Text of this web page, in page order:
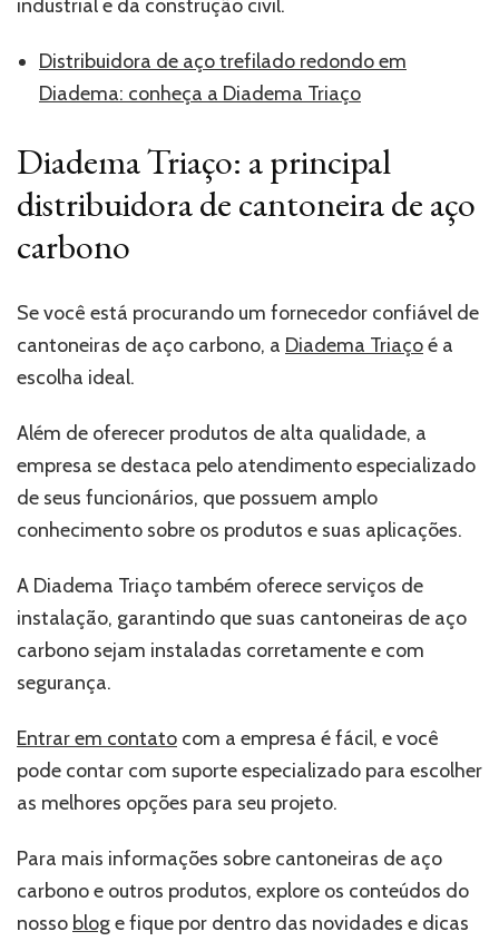
industrial e da construção civil.
Distribuidora de aço trefilado redondo em
Diadema: conheça a Diadema Triaço
Diadema Triaço: a principal
distribuidora de cantoneira de aço
carbono
Se você está procurando um fornecedor confiável de
cantoneiras de aço carbono, a Diadema Triaçoé a
escolha ideal.
Além de oferecer produtos de alta qualidade, a
empresa se destaca pelo atendimento especializado
de seus funcionários, que possuem amplo
conhecimento sobre os produtos e suas aplicações.
A Diadema Triaço também oferece serviços de
instalação, garantindo que suas cantoneiras de aço
carbono sejam instaladas corretamente e com
segurança.
Entrar em contato com a empresa é fácil, e você
pode contar com suporte especializado para escolher
as melhores opções para seu projeto.
Para mais informações sobre cantoneiras de aço
carbono e outros produtos, explore os conteúdos do
nosso bloge fique por dentro das novidades e dicas